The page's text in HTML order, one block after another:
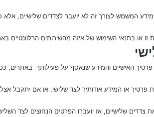
המשמש לצורך זה לא יועבר לצדדים שלישיים, אלא
או בתנאי השימוש של איזה מהשירותים הרלוונטיים
האישיים והמידע שנאסף על פעילותך באתרים,
או המידע אודותיך לצד שלישי, או אם יתקבל
צדדים שלישיים, אז יועברו הפרטים הנחוצים לצד